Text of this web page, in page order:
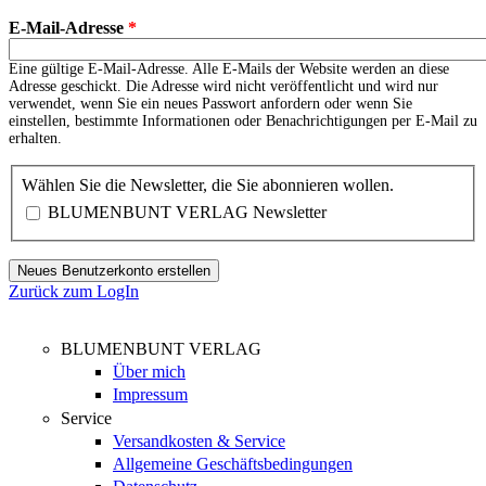
E-Mail-Adresse *
Eine gültige E-Mail-Adresse. Alle E-Mails der Website werden an diese
Adresse geschickt. Die Adresse wird nicht veröffentlicht und wird nur
verwendet, wenn Sie ein neues Passwort anfordern oder wenn Sie
einstellen, bestimmte Informationen oder Benachrichtigungen per E-Mail zu
erhalten.
Wählen Sie die Newsletter, die Sie abonnieren wollen.
BLUMENBUNT VERLAG Newsletter
Zurück zum LogIn
BLUMENBUNT VERLAG
Über mich
Impressum
Service
Versandkosten & Service
Allgemeine Geschäftsbedingungen